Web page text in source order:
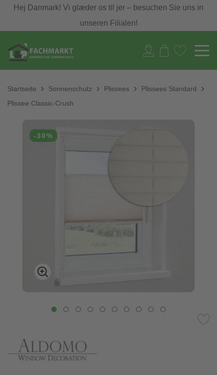
Hej Danmark! Vi glæder os til jer – besuchen Sie uns in
unseren Filialen!
Startseite Sonnenschutz Plissees
Plissees Standard
Plissee Classic-Crush
-30%